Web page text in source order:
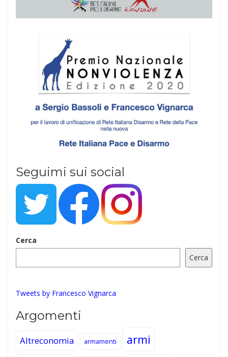
Seguimi sui social
Cerca
Cerca
Tweets by Francesco Vignarca
Argomenti
Altreconomia armamenti armi